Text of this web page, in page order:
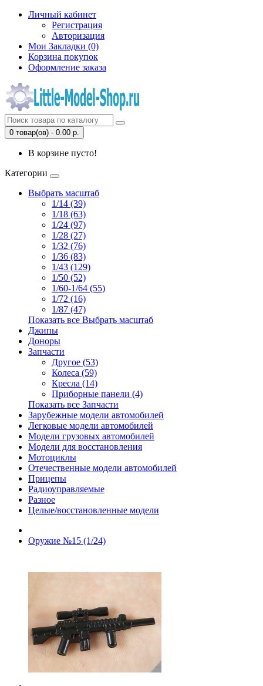
Личный кабинет
Регистрация
Авторизация
Мои Закладки (0)
Корзина покупок
Оформление заказа
0 товар(ов) - 0.00 р.
В корзине пусто!
Категории
Выбрать масштаб
1/14 (39)
1/18 (63)
1/24 (97)
1/28 (27)
1/32 (76)
1/36 (83)
1/43 (129)
1/50 (52)
1/60-1/64 (55)
1/72 (16)
1/87 (47)
Показать все Выбрать масштаб
Джипы
Доноры
Запчасти
Другое (53)
Колеса (59)
Кресла (14)
Приборные панели (4)
Показать все Запчасти
Зарубежные модели автомобилей
Легковые модели автомобилей
Модели грузовых автомобилей
Модели для восстановления
Мотоциклы
Отечественные модели автомобилей
Прицепы
Радиоуправляемые
Разное
Целые/восстановленные модели
Оружие №15 (1/24)